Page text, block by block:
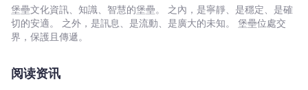
人生經歷,與父母決裂的過程,婚姻關係，甚至是那個轟動一時的涉嫌
性侵案。 要了解科比．布萊恩的生涯軌跡，這是一本你絕對不
能錯過的好書。 推薦人 熱血NBA作家 HBK 暢銷作家 陳宏
各界好評 「羅倫．拉森比以手術般的精準，熟練地剖析了這個
堡壘文化資訊、知識、智慧的堡壘。 之內，是寧靜、是穩定、是確
切的安適。 之外，是訊息、是流動、是廣大的未知。 堡壘位處交
界，保護且傳遞。
阅读资讯